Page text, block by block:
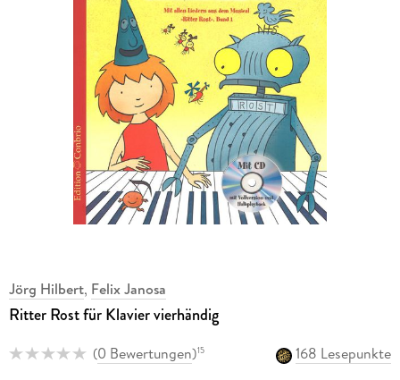
Jörg Hilbert, Felix Janosa
Ritter Rost für Klavier vierhändig
(0 Bewertungen)15
168 Lesepunkte